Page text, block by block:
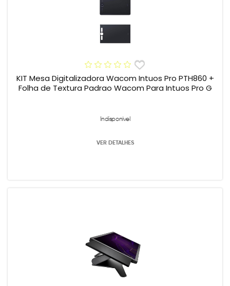
KIT Mesa Digitalizadora Wacom Intuos Pro PTH860 +
Folha de Textura Padrao Wacom Para Intuos Pro G
Indisponível
VER DETALHES